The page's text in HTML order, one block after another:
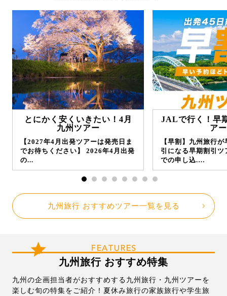
とにかく安くいきたい！4月
九州ツアー
【2027年4月出発ツアーは発売日ま
でお待ちください】 2026年4月出発
の...
JALで行く！早
アー
【早割】九州旅行
引になる早期割引
での申し込.…
九州旅行 おすすめツアー一覧を見る
FEATURES
九州旅行 おすすめ特集
九州の企画担当者がおすすめする九州旅行・九州ツアーを
楽しむ旬の特集をご紹介！夏休み旅行の家族旅行や学生旅